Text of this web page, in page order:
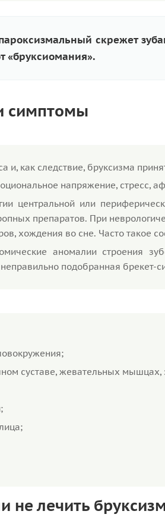
скрежет
«бруксиомания».
симптомы
и, как следствие, бруксизма
напряжение, стресс,
центральной или
препаратов. При
хождения во сне. Часто такое
аномалии строения
неправильно подобранная брекет-
суставе, жевательных мышцах,
не лечить